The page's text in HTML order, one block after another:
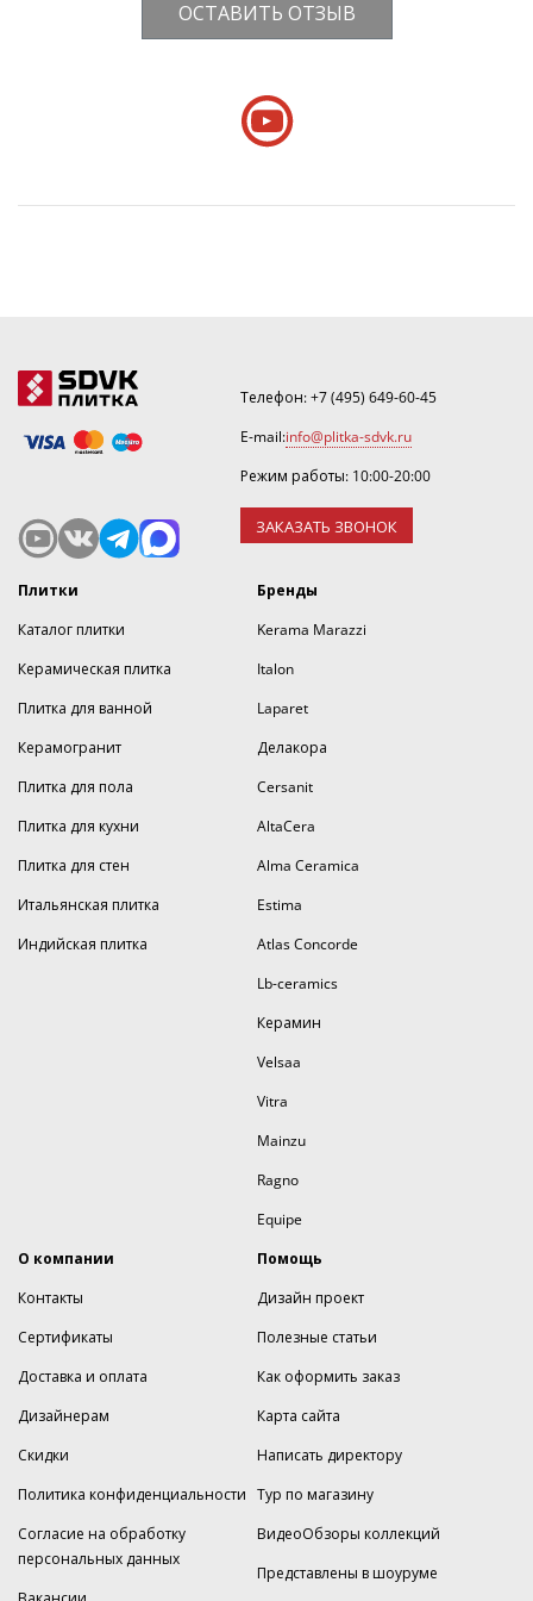
ОСТАВИТЬ ОТЗЫВ
Телефон:+7 (495) 649-60-45
E-mail:info@plitka-sdvk.ru
Режим работы: 10:00-20:00
ЗАКАЗАТЬ ЗВОНОК
Плитки
Каталог плитки
Керамическая плитка
Плитка для ванной
Керамогранит
Плитка для пола
Плитка для кухни
Плитка для стен
Итальянская плитка
Индийская плитка
Бренды
Kerama Marazzi
Italon
Laparet
Делакора
Cersanit
AltaCera
Alma Ceramica
Estima
Atlas Concorde
Lb-ceramics
Керамин
Velsaa
Vitra
Mainzu
Ragno
Equipe
О компании
Контакты
Сертификаты
Доставка и оплата
Дизайнерам
Скидки
Политика конфиденциальности
Согласие на обработку
персональных данных
Помощь
Дизайн проект
Полезные статьи
Как оформить заказ
Карта сайта
Написать директору
Тур по магазину
ВидеоОбзоры коллекций
Представлены в шоуруме